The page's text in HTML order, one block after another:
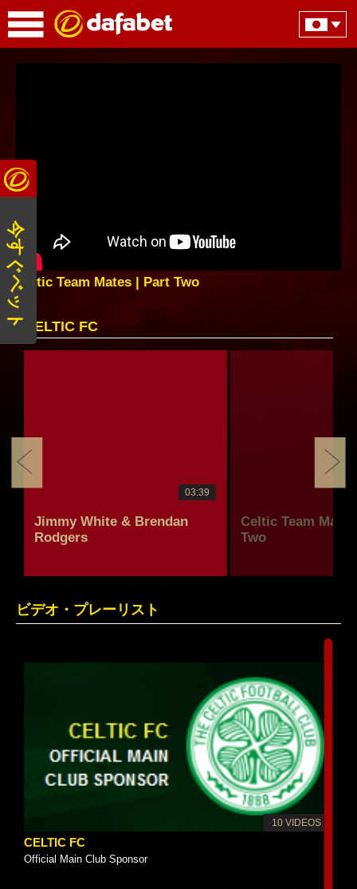
Celtic Team Mates | Part Two
CELTIC FC
03:39
Jimmy White & Brendan
Rodgers
Celtic Team
Two
ビデオ・プレーリスト
10 VIDEOS
CELTIC FC
Official Main Club Sponsor
今すぐベット